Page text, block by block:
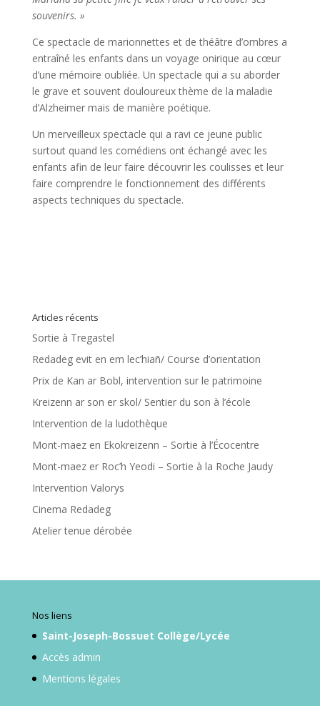
souvenirs. »
Ce spectacle de marionnettes et de théâtre d’ombres a
entraîné les enfants dans un voyage onirique au cœur
d’une mémoire oubliée. Un spectacle qui a su aborder
le grave et souvent douloureux thème de la maladie
d’Alzheimer mais de manière poétique.
Un merveilleux spectacle qui a ravi ce jeune public
surtout quand les comédiens ont échangé avec les
enfants afin de leur faire découvrir les coulisses et leur
faire comprendre le fonctionnement des différents
aspects techniques du spectacle.
Articles récents
Sortie à Tregastel
Redadeg evit en em lec’hiañ/ Course d’orientation
Prix de Kan ar Bobl, intervention sur le patrimoine
Kreizenn ar son er skol/ Sentier du son à l’école
Intervention de la ludothèque
Mont-maez en Ekokreizenn – Sortie à l’Écocentre
Mont-maez er Roc’h Yeodi – Sortie à la Roche Jaudy
Intervention Valorys
Cinema Redadeg
Atelier tenue dérobée
Nos liens
Saint-Joseph-Bossuet Collège/Lycée
Accès admin
Mentions légales